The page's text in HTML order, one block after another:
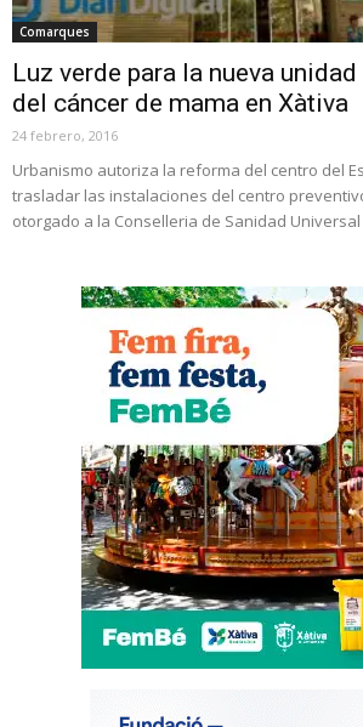
Comarques
Luz verde para la nueva
del cáncer de mama en Xàtiva
24 febrero, 2016
Urbanismo autoriza la reforma del centro del
trasladar las instalaciones del centro
otorgado a la Conselleria de Sanidad Universal